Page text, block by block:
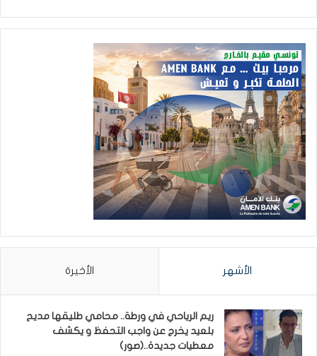
الأشهر الأخيرة
ريم الرياحي في ورطة.. محامي طليقها مديح
بلعيد يخرج عن واجب التحفظ و يكشف
معطيات جديدة..(صور)